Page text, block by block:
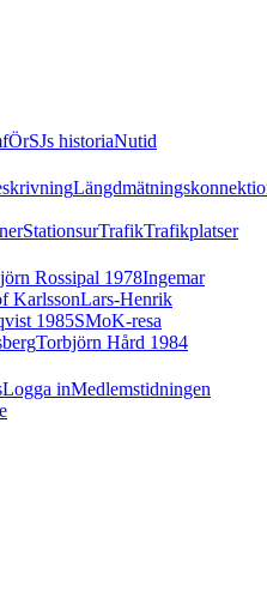
historiaNutid
StationsurTrafikTrafikplatser
Rossipal 1978Ingemar
KarlssonLars-Henrik
1985SMoK-resa
Torbjörn Hård 1984
Logga inMedlemstidningen